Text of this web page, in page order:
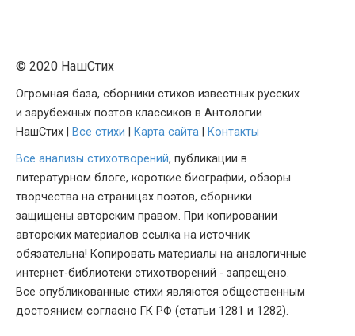
© 2020 НашСтих
Огромная база, сборники стихов известных русских
и зарубежных поэтов классиков в Антологии
НашСтих |
Все стихи Карта сайта
Контакты
Все анализы стихотворений, публикации в
литературном блоге, короткие биографии, обзоры
творчества на страницах поэтов, сборники
защищены авторским правом. При копировании
авторских материалов ссылка на источник
обязательна! Копировать материалы на аналогичные
интернет-библиотеки стихотворений - запрещено.
Все опубликованные стихи являются общественным
достоянием согласно ГК РФ (статьи 1281 и 1282).